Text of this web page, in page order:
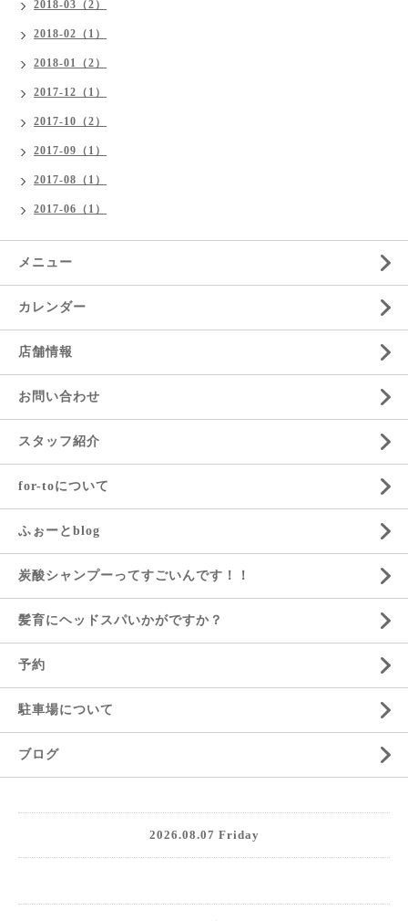
2018-03（2）
2018-02（1）
2018-01（2）
2017-12（1）
2017-10（2）
2017-09（1）
2017-08（1）
2017-06（1）
メニュー
カレンダー
店舗情報
お問い合わせ
スタッフ紹介
for-toについて
ふぉーとblog
炭酸シャンプーってすごいんです！！
髪育にヘッドスパいかがですか？
予約
駐車場について
ブログ
2026.08.07 Friday